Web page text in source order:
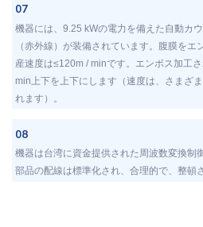
07
機器には、9.25 kWの電力を備えた自動カ
（赤外線）が装備されています。腹膜を
産速度は≤120m / minです。エンボス加工
min上下を上下にします（速度は、さまざ
れます）。
08
機器は台湾に資金提供された周波数変換制
部品の配線は標準化され、合理的で、整頓